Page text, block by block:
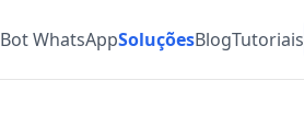
Bot WhatsAppSoluçõesBlogTutoriais